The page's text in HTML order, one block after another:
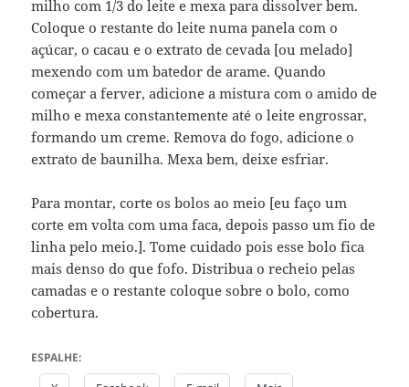
milho com 1/3 do leite e mexa para dissolver bem.
Coloque o restante do leite numa panela com o
açúcar, o cacau e o extrato de cevada [ou melado]
mexendo com um batedor de arame. Quando
começar a ferver, adicione a mistura com o amido de
milho e mexa constantemente até o leite engrossar,
formando um creme. Remova do fogo, adicione o
extrato de baunilha. Mexa bem, deixe esfriar.
Para montar, corte os bolos ao meio [eu faço um
corte em volta com uma faca, depois passo um fio de
linha pelo meio.]. Tome cuidado pois esse bolo fica
mais denso do que fofo. Distribua o recheio pelas
camadas e o restante coloque sobre o bolo, como
cobertura.
ESPALHE: